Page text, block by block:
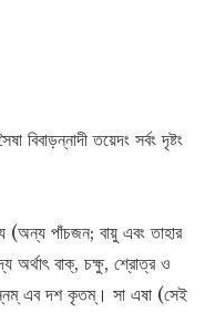
তয়েদং সর্বং দৃষ্টং
পাঁচজন; বায়ু এবং তাহার
অর্থাৎ বাক্, চক্ষু, শ্রোত্র ও
এব দশ কৃতম্। সা এষা (সেই